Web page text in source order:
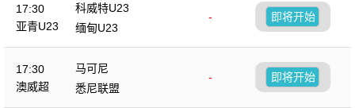
17:30
亚青U23
科威特U23
-
缅甸U23
即将开始
17:30
澳威超
马可尼
-
悉尼联盟
即将开始